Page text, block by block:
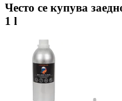
Често се купува
1 l